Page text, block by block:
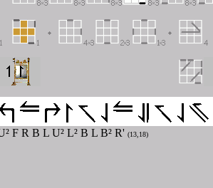
F R B L U² L² B L B² R' (13,18)